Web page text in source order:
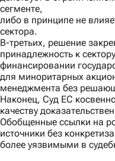
сегменте,
либо в принципе не
сектора.
В-третьих, решение
принадлежность к
финансировании
для миноритарных
менеджмента без
Наконец, Суд ЕС
качеству
Обобщенные ссылки на
источники без
более уязвимыми в